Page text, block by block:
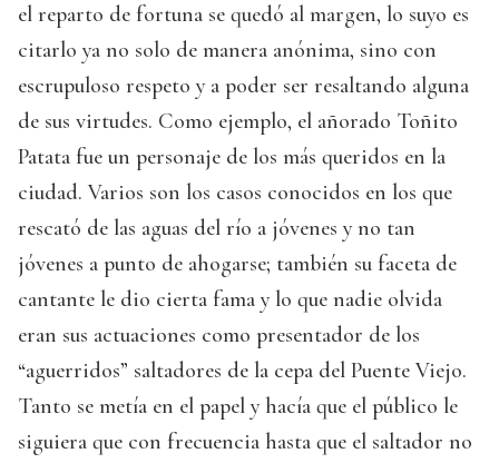
el reparto de fortuna se quedó al margen, lo suyo es
citarlo ya no solo de manera anónima, sino con
escrupuloso respeto y a poder ser resaltando alguna
de sus virtudes. Como ejemplo, el añorado Toñito
Patata fue un personaje de los más queridos en la
ciudad. Varios son los casos conocidos en los que
rescató de las aguas del río a jóvenes y no tan
jóvenes a punto de ahogarse; también su faceta de
cantante le dio cierta fama y lo que nadie olvida
eran sus actuaciones como presentador de los
“aguerridos” saltadores de la cepa del Puente Viejo.
Tanto se metía en el papel y hacía que el público le
siguiera que con frecuencia hasta que el saltador no